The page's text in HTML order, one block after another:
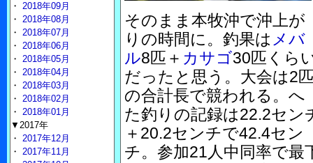
そのまま本牧沖で沖上が
りの時間に。釣果は メバ
ル8匹＋ カサゴ30匹くら
だったと思う。大会は2
の合計長で競われる。へ
た釣りの記録は22.2セン
＋20.2センチで42.4セン
チ。参加21人中同率で最
・ 2018年09月
・ 2018年08月
・ 2018年07月
・ 2018年06月
・ 2018年05月
・ 2018年04月
・ 2018年03月
・ 2018年02月
・ 2018年01月
▼2017年
・ 2017年12月
・ 2017年11月